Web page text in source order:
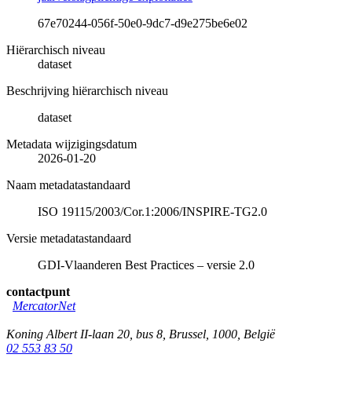
67e70244-056f-50e0-9dc7-d9e275be6e02
Hiërarchisch niveau
dataset
Beschrijving hiërarchisch niveau
dataset
Metadata wijzigingsdatum
2026-01-20
Naam metadatastandaard
ISO 19115/2003/Cor.1:2006/INSPIRE-TG2.0
Versie metadatastandaard
GDI-Vlaanderen Best Practices – versie 2.0
contactpunt
MercatorNet
Koning Albert II-laan 20, bus 8 Brussel 1000 België
02 553 83 50